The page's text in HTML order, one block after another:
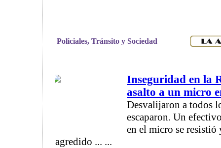
Policiales, Tránsito y Sociedad
Inseguridad en la
asalto a un micro
Desvalijaron a todos
escaparon. Un
en el micro se
agredido ... ...